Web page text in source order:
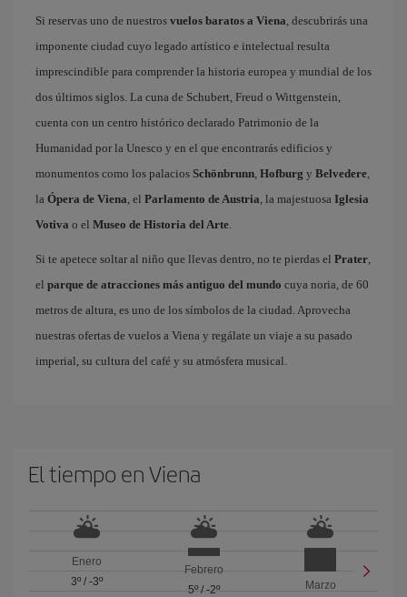
Si reservas uno de nuestros vuelos baratos a Viena, descubrirás una
imponente ciudad cuyo legado artístico e intelectual resulta
imprescindible para comprender la historia europea y mundial de los
dos últimos siglos. La cuna de Schubert, Freud o Wittgenstein,
cuenta con un centro histórico declarado Patrimonio de la
Humanidad por la Unesco y en el que encontrarás edificios y
monumentos como los palacios Schönbrunn, Hofburg y Belvedere,
la Ópera de Viena, el Parlamento de Austria, la majestuosa Iglesia
Votiva o el Museo de Historia del Arte.
Si te apetece soltar al niño que llevas dentro, no te pierdas el Prater,
el parque de atracciones más antiguo del mundo cuya noria, de 60
metros de altura, es uno de los símbolos de la ciudad. Aprovecha
nuestras ofertas de vuelos a Viena y regálate un viaje a su pasado
imperial, su cultura del café y su atmósfera musical.
El tiempo en Viena
Enero
3º/ -3º
Febrero
5º/ -2º
Marzo